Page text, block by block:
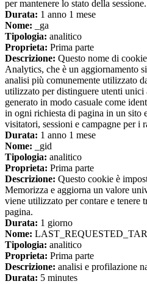
per mantenere lo stato della sessione.
Durata: 1 anno 1 mese
Nome: _ga
Tipologia: analitico
Proprieta: Prima parte
Descrizione: Questo nome di
Analytics, che è un aggiornamento
analisi più comunemente utilizzato
utilizzato per distinguere utenti unici
generato in modo casuale come
in ogni richiesta di pagina in un sito
visitatori, sessioni e campagne per i
Durata: 1 anno 1 mese
Nome: _gid
Tipologia: analitico
Proprieta: Prima parte
Descrizione: Questo cookie è
Memorizza e aggiorna un valore
viene utilizzato per contare e tenere
pagina.
Durata: 1 giorno
Nome:
Tipologia: analitico
Proprieta: Prima parte
Descrizione: analisi e profilazione
Durata: 5 minutes